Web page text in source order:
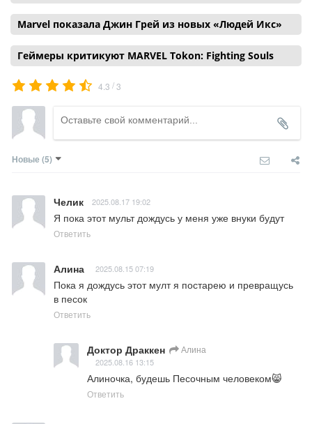
Marvel показала Джин Грей из новых «Людей Икс»
Геймеры критикуют MARVEL Tokon: Fighting Souls
4.3 /3
Новые (5)
Челик 2025.08.17 19:02
Я пока этот мульт дождусь у меня уже внуки будут
Ответить
Алина 2025.08.15 07:19
Пока я дождусь этот мулт я постарею и превращусь
в песок
Ответить
Доктор Драккен Алина
2025.08.16 13:15
Алиночка, будешь Песочным человеком😸
Ответить